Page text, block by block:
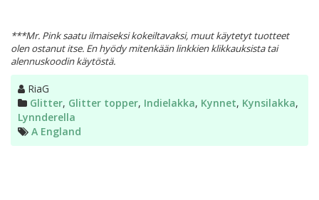
***Mr. Pink saatu ilmaiseksi kokeiltavaksi, muut käytetyt tuotteet
olen ostanut itse. En hyödy mitenkään linkkien klikkauksista tai
alennuskoodin käytöstä.
Kirjoittaja
RiaG
Kategoriat
Glitter, Glitter topper, Indielakka, Kynnet, Kynsilakka,
Lynnderella
Avainsanat
A England